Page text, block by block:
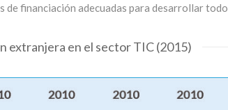
de financiación adecuadas para desarrollar
extranjera en el sector TIC (2015)